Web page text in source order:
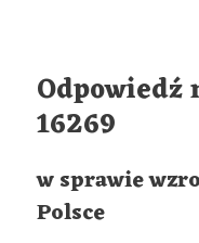
16269
w sprawie
Polsce